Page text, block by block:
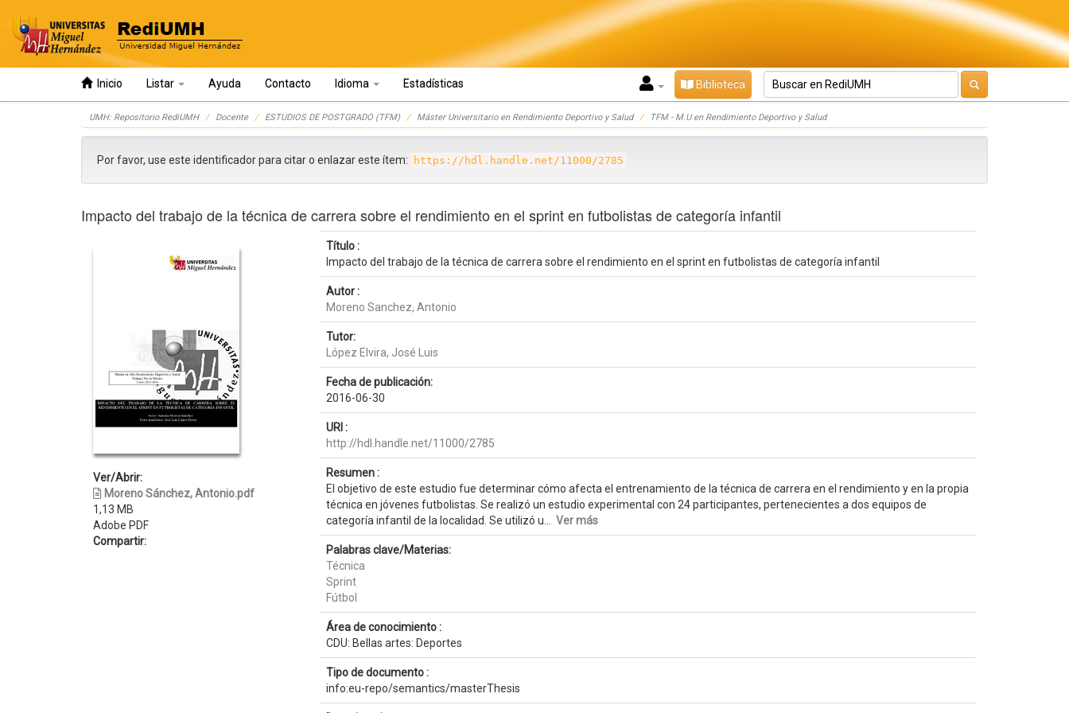
Inicio Listar Ayuda Contacto Idioma Estadísticas Biblioteca
UMH: Repositorio RediUMH Docente ESTUDIOS DE POSTGRADO (TFM) Máster Universitario en Rendimiento Deportivo y Salud TFM - M.U en Rendimiento Deportivo y Salud
Por favor, use este identificador para citar o enlazar este ítem: https://hdl.handle.net/11000/2785
Impacto del trabajo de la técnica de carrera sobre el rendimiento en el sprint en futbolistas de categoría infantil
Ver/Abrir:
Moreno Sánchez, Antonio.pdf
1,13 MB
Adobe PDF
Compartir:
Título :
Impacto del trabajo de la técnica de carrera sobre el rendimiento en el sprint en futbolistas de categoría infantil
Autor :
Moreno Sanchez, Antonio
Tutor:
López Elvira, José Luis
Fecha de publicación:
2016-06-30
URI :
http://hdl.handle.net/11000/2785
Resumen :
El objetivo de este estudio fue determinar cómo afecta el entrenamiento de la técnica de carrera en el rendimiento y en la propia
técnica en jóvenes futbolistas. Se realizó un estudio experimental con 24 participantes, pertenecientes a dos equipos de
categoría infantil de la localidad. Se utilizó u... Ver más
Palabras clave/Materias:
Técnica
Sprint
Fútbol
Área de conocimiento :
CDU: Bellas artes: Deportes
Tipo de documento :
info:eu-repo/semantics/masterThesis